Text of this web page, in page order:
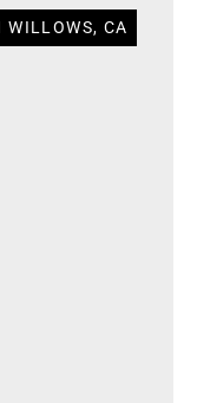
WILLOWS, CA